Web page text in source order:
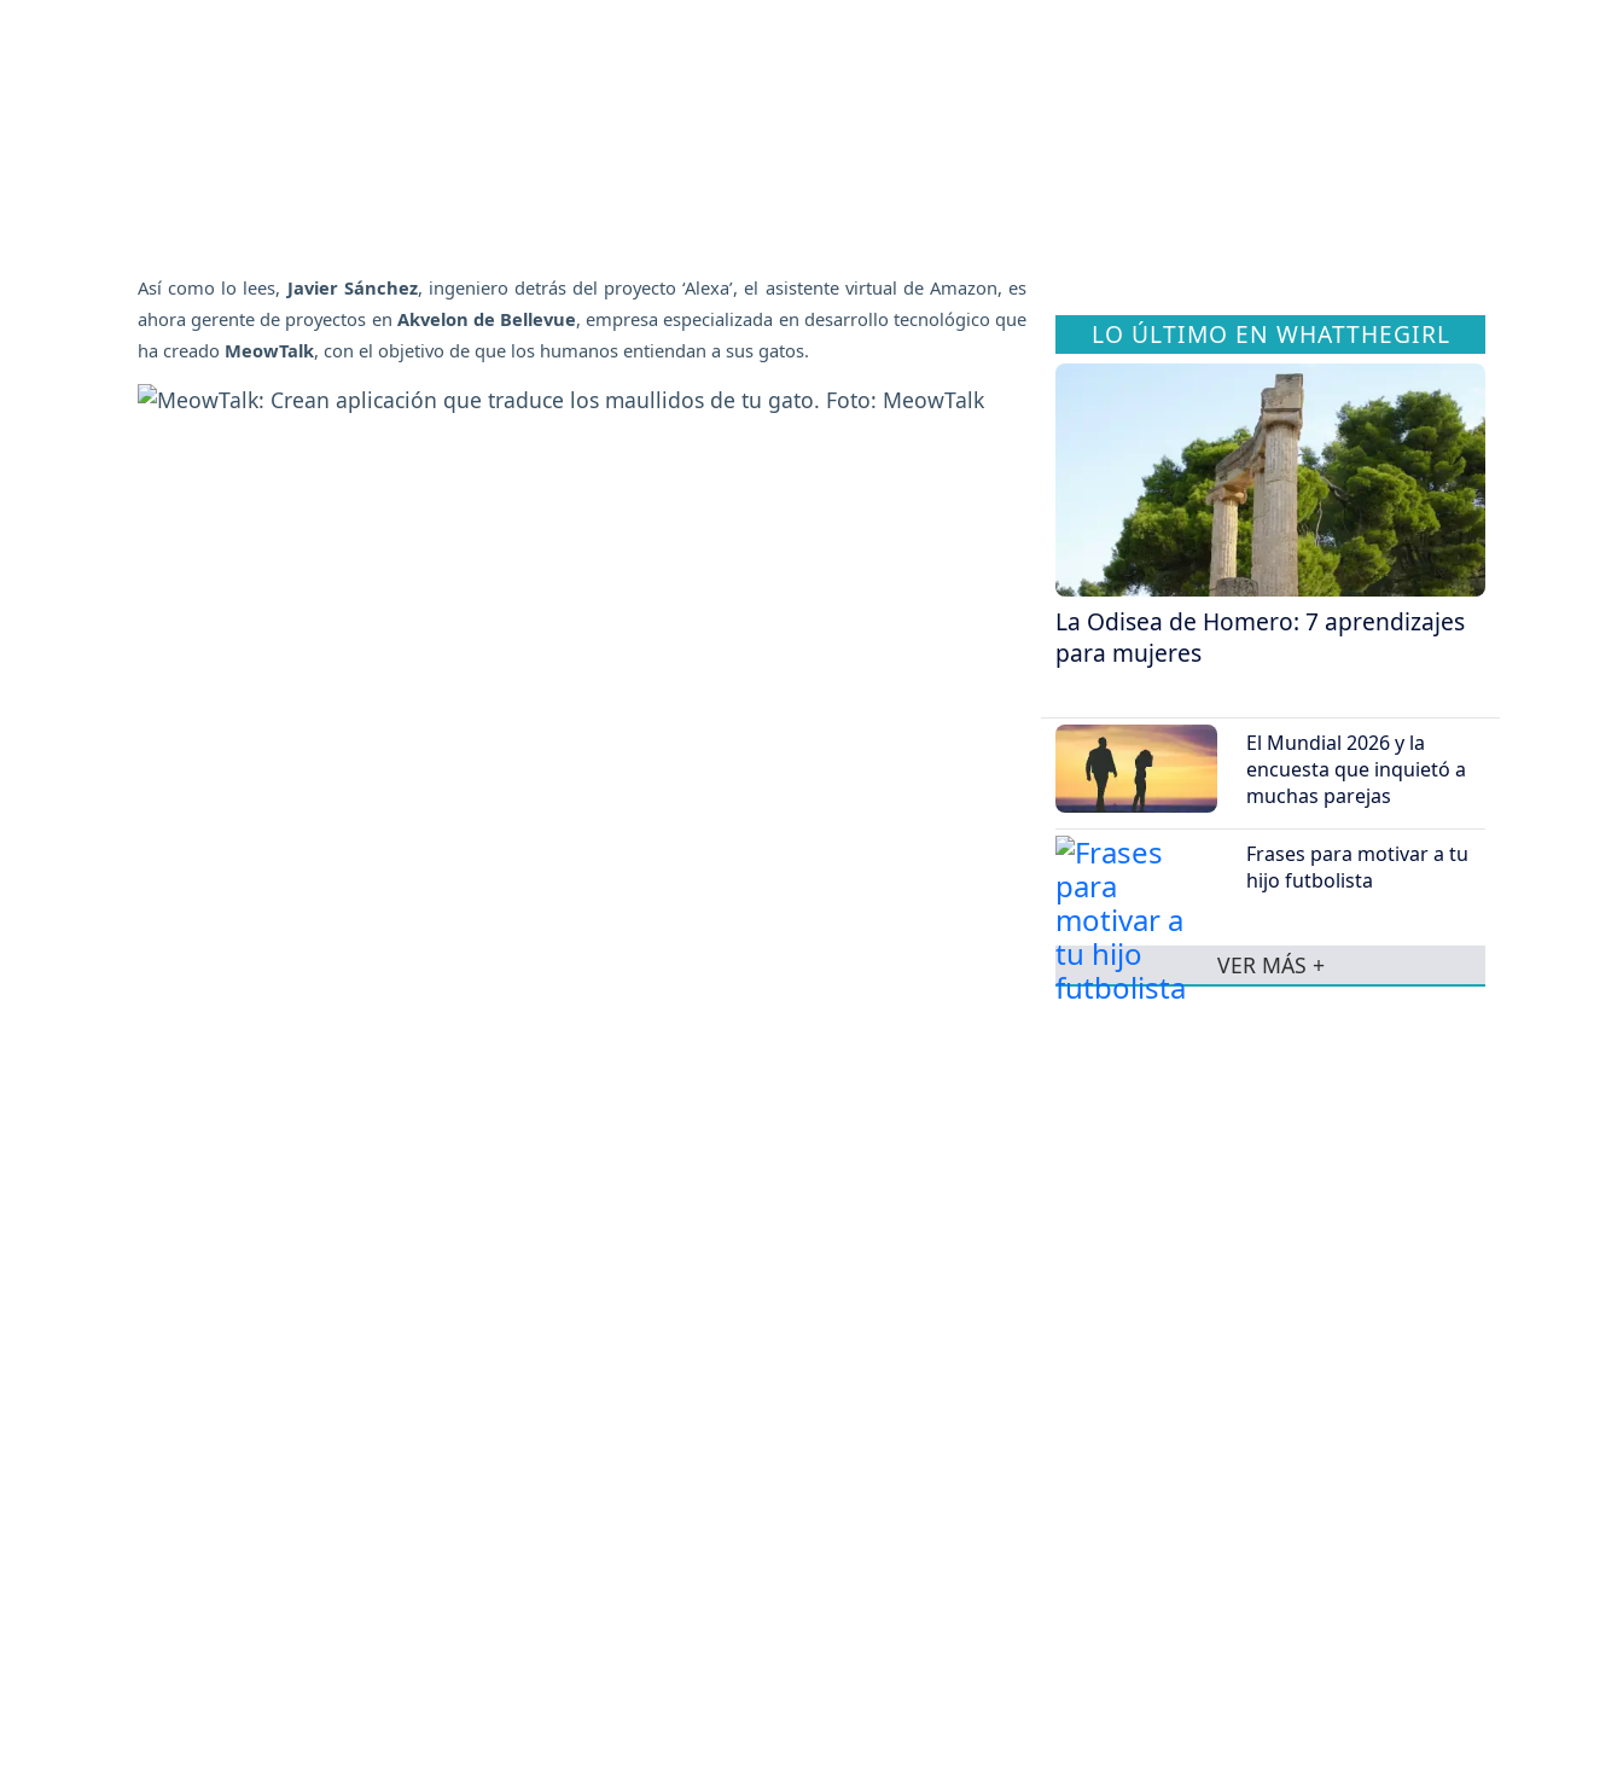
Así como lo lees, Javier Sánchez, ingeniero detrás del proyecto ‘Alexa’, el asistente virtual de Amazon, es
ahora gerente de proyectos en Akvelon de Bellevue, empresa especializada en desarrollo tecnológico que
ha creado MeowTalk, con el objetivo de que los humanos entiendan a sus gatos. LO ÚLTIMO EN WHATTHEGIRL
La Odisea de Homero: 7 aprendizajes
para mujeres
El Mundial 2026 y la
encuesta que inquietó a
muchas parejas
Frases para motivar a tu
hijo futbolista
VER MÁS +